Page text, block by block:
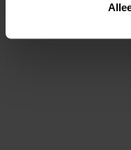
Via "Cookie